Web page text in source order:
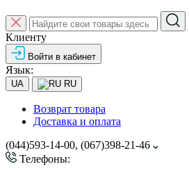
Клиенту
Войти в кабинет
Язык:
UA RU
Возврат товара
Доставка и оплата
(044)593-14-00, (067)398-21-46
Телефоны: